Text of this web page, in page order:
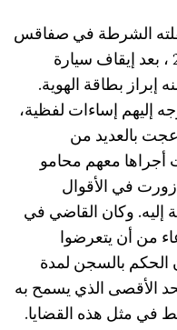
الشرطة في صفاقس
في 26 تشرين الثاني/ نوفمبر 2007 ، بعد إيقاف سيارة
إبراز بطاقة الهوية.
إليهم إساءات لفظية،
بالعديد من
أجراها معهم محامو
في الأقوال
إليه. وكان القاضي في
من أن يتعرضوا
الحكم بالسجن لمدة
الأقصى الذي يسمح به
في مثل هذه القضايا.